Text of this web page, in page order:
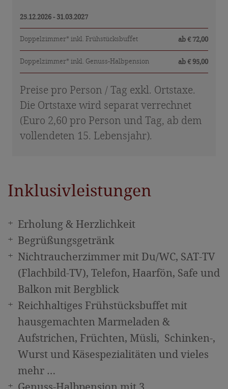
25.12.2026 - 31.03.2027
Doppelzimmer* inkl. Frühstücksbuffet ab € 72,00
Doppelzimmer* inkl. Genuss-Halbpension ab € 95,00
Preise pro Person / Tag exkl. Ortstaxe.
Die Ortstaxe wird separat verrechnet
(Euro 2,60 pro Person und Tag, ab dem
vollendeten 15. Lebensjahr).
Inklusivleistungen
Erholung & Herzlichkeit
Begrüßungsgetränk
Nichtraucherzimmer mit Du/WC, SAT-TV
(Flachbild-TV), Telefon, Haarfön, Safe und
Balkon mit Bergblick
Reichhaltiges Frühstücksbuffet mit
hausgemachten Marmeladen &
Aufstrichen, Früchten, Müsli, Schinken-,
Wurst und Käsespezialitäten und vieles
mehr …